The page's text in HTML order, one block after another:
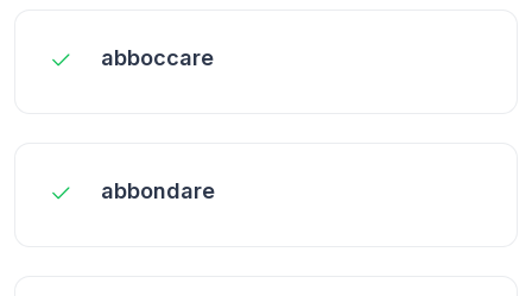
abboccare
abbondare